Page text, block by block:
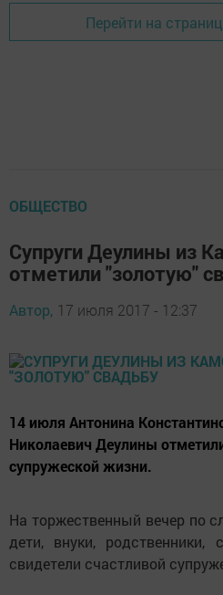
Перейти на
ОБЩЕСТВО
Супруги Деулины из
отметили "золотую"
Автор, 17 июля 2017 - 12:37
14 июля Антонина
Николаевич Деулины
супружеской жизни.
На торжественный вечер по
дети, внуки,
свидетели счастливой